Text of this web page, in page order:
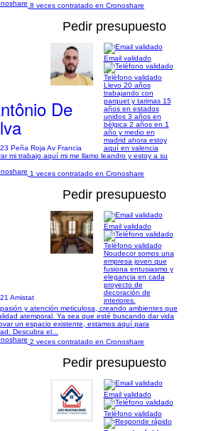
8 veces contratado en Cronoshare
Pedir presupuesto
De
Peña Roja Av Francia
Email validado
Teléfono validado
Llevo 20 años
trabajando con
parquet y tarimas 15
años en estados
unidos 3 años en
bélgica 2 años en 1
año y medio en
madrid ahora estoy
aquí en valencia
mi trabajo aquí mi me llamo leandro y estoy a su
1 veces contratado en Cronoshare
Pedir presupuesto
Amistat
Email validado
Teléfono validado
Noudecor somos una
empresa joven que
fusiona entusiasmo y
elegancia en cada
proyecto de
decoración de
interiores.
y atención meticulosa, creando ambientes que
atemporal. Ya sea que esté buscando dar vida
un espacio existente, estamos aquí para
Descubra el...
2 veces contratado en Cronoshare
Pedir presupuesto
Email validado
Teléfono validado